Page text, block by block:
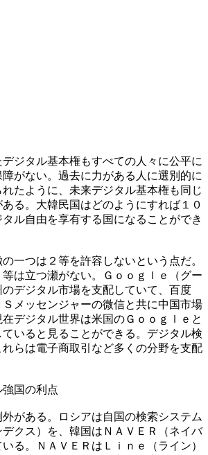
ジタル基本権もすべての人々に公平に
がない。過去に力がある人に選別的に
たように、未来デジタル基本権も同じ
る。大韓民国はどのようにすれば１０
ル自由を享有する国になることができ
一つは２等を許容しないという点だ。
は立つ瀬がない。Ｇｏｏｇｌｅ（グー
デジタル市場を支配していて、百度
Ｓメッセンジャーの微信と共に中国市場
デジタル世界は米国のＧｏｏｇｌｅと
いると見ることができる。デジタル検
らは電子商取引など多くの分野を支配
国の利点
がある。ロシアは自国の検索システム
デクス）を、韓国はＮＡＶＥＲ（ネイバ
る。ＮＡＶＥＲはＬｉｎｅ（ライン）